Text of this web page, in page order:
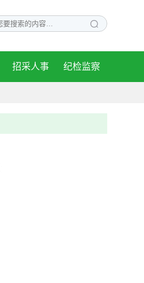
招采人事 纪检监察